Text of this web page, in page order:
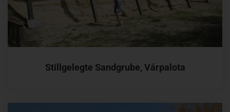
Stillgelegte Sandgrube, Várpalota